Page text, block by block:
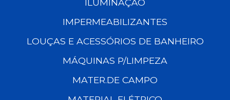
IMPERMEABILIZANTES
LOUÇAS E ACESSÓRIOS DE BANHEIRO
MÁQUINAS P/LIMPEZA
MATER.DE CAMPO